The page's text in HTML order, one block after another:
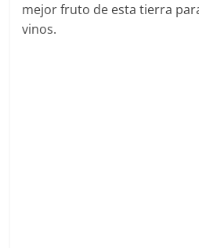
mejor fruto de esta tierra
vinos.